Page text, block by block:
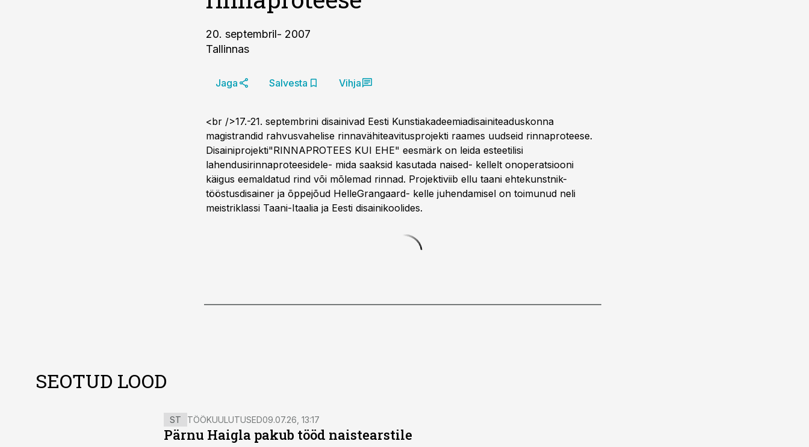
20. septembril- 2007
Tallinnas
Jaga Salvesta Vihja
<br />17.-21. septembrini disainivad Eesti Kunstiakadeemiadisainiteaduskonna
magistrandid rahvusvahelise rinnavähiteavitusprojekti raames uudseid rinnaproteese.
Disainiprojekti"RINNAPROTEES KUI EHE" eesmärk on leida esteetilisi
lahendusirinnaproteesidele- mida saaksid kasutada naised- kellelt onoperatsiooni
käigus eemaldatud rind või mõlemad rinnad. Projektiviib ellu taani ehtekunstnik-
tööstusdisainer ja õppejõud HelleGrangaard- kelle juhendamisel on toimunud neli
meistriklassi Taani-Itaalia ja Eesti disainikoolides.
SEOTUD LOOD
ST TÖÖKUULUTUSED09.07.26, 13:17
Pärnu Haigla pakub tööd naistearstile